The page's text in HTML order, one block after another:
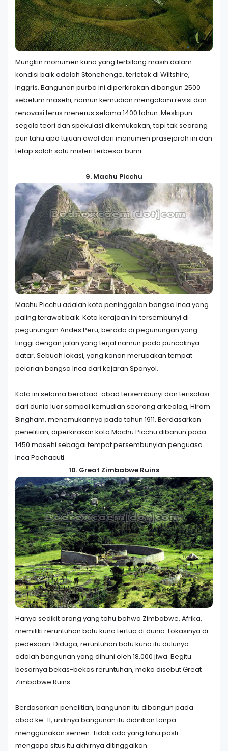
Mungkin monumen kuno yang terbilang masih dalam
kondisi baik adalah Stonehenge, terletak di Wiltshire,
Inggris. Bangunan purba ini diperkirakan dibangun 2500
sebelum masehi, namun kemudian mengalami revisi dan
renovasi terus menerus selama 1400 tahun. Meskipun
segala teori dan spekulasi dikemukakan, tapi tak seorang
pun tahu apa tujuan awal dari monumen prasejarah ini dan
tetap salah satu misteri terbesar bumi.
9. Machu Picchu
Machu Picchu adalah kota peninggalan bangsa Inca yang
paling terawat baik. Kota kerajaan ini tersembunyi di
pegunungan Andes Peru, berada di pegunungan yang
tinggi dengan jalan yang terjal namun pada puncaknya
datar. Sebuah lokasi, yang konon merupakan tempat
pelarian bangsa Inca dari kejaran Spanyol.
Kota ini selama berabad-abad tersembunyi dan terisolasi
dari dunia luar sampai kemudian seorang arkeolog, Hiram
Bingham, menemukannya pada tahun 1911. Berdasarkan
penelitian, diperkirakan kota Machu Picchu dibanun pada
1450 masehi sebagai tempat persembunyian penguasa
Inca Pachacuti.
10. Great Zimbabwe Ruins
Hanya sedikit orang yang tahu bahwa Zimbabwe, Afrika,
memiliki reruntuhan batu kuno tertua di dunia. Lokasinya di
pedesaan. Diduga, reruntuhan batu kuno itu dulunya
adalah bangunan yang dihuni oleh 18.000 jiwa. Begitu
besarnya bekas-bekas reruntuhan, maka disebut Great
Zimbabwe Ruins.
Berdasarkan penelitian, bangunan itu dibangun pada
abad ke-11, uniknya bangunan itu didirikan tanpa
menggunakan semen. Tidak ada yang tahu pasti
mengapa situs itu akhirnya ditinggalkan.